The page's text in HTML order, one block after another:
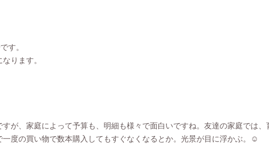
す。
ります。
が、家庭によって予算も、明細も様々で面白いですね。友達の家庭では、
度の買い物で数本購入してもすぐなくなるとか。光景が目に浮かぶ。☺